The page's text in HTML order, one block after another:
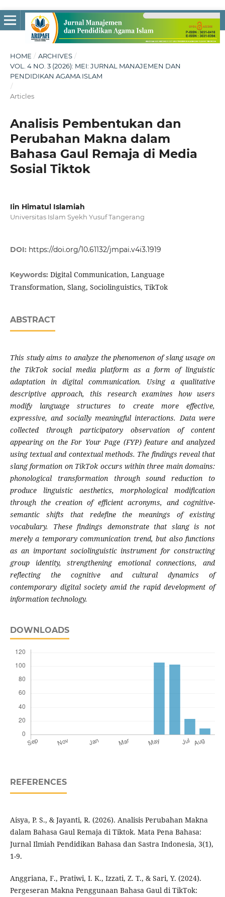
HOME / ARCHIVES /
VOL. 4 NO. 3 (2026): MEI: JURNAL MANAJEMEN DAN
PENDIDIKAN AGAMA ISLAM
/
Articles
Analisis Pembentukan dan
Perubahan Makna dalam
Bahasa Gaul Remaja di Media
Sosial Tiktok
Iin Himatul Islamiah
Universitas Islam Syekh Yusuf Tangerang
DOI: https://doi.org/10.61132/jmpai.v4i3.1919
Keywords: Digital Communication, Language
Transformation, Slang, Sociolinguistics, TikTok
ABSTRACT
This study aims to analyze the phenomenon of slang usage on
the TikTok social media platform as a form of linguistic
adaptation in digital communication. Using a qualitative
descriptive approach, this research examines how users
modify language structures to create more effective,
expressive, and socially meaningful interactions. Data were
collected through participatory observation of content
appearing on the For Your Page (FYP) feature and analyzed
using textual and contextual methods. The findings reveal that
slang formation on TikTok occurs within three main domains:
phonological transformation through sound reduction to
produce linguistic aesthetics, morphological modification
through the creation of efficient acronyms, and cognitive-
semantic shifts that redefine the meanings of existing
vocabulary. These findings demonstrate that slang is not
merely a temporary communication trend, but also functions
as an important sociolinguistic instrument for constructing
group identity, strengthening emotional connections, and
reflecting the cognitive and cultural dynamics of
contemporary digital society amid the rapid development of
information technology.
DOWNLOADS
REFERENCES
Aisya, P. S., & Jayanti, R. (2026). Analisis Perubahan Makna
dalam Bahasa Gaul Remaja di Tiktok. Mata Pena Bahasa:
Jurnal Ilmiah Pendidikan Bahasa dan Sastra Indonesia, 3(1),
1-9.
Anggriana, F., Pratiwi, I. K., Izzati, Z. T., & Sari, Y. (2024).
Pergeseran Makna Penggunaan Bahasa Gaul di TikTok: